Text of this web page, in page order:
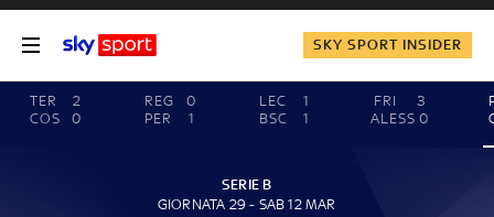
SKY SPORT INSIDER
TER
2
COS
0
REG
0
PER
1
LEC
1
BSC
1
FRI
3
ALESS 0
SERIE B
GIORNATA 29 - SAB 12 MAR